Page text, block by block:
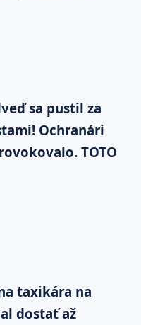
sa pustil za
Ochranári
TOTO
taxikára na
dostať až